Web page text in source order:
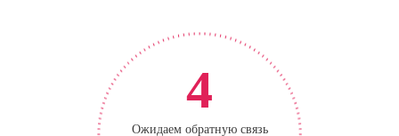
4
Ожидаем обратную связь